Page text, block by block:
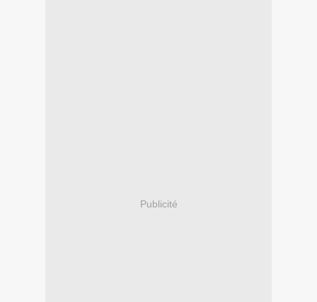
Publicité